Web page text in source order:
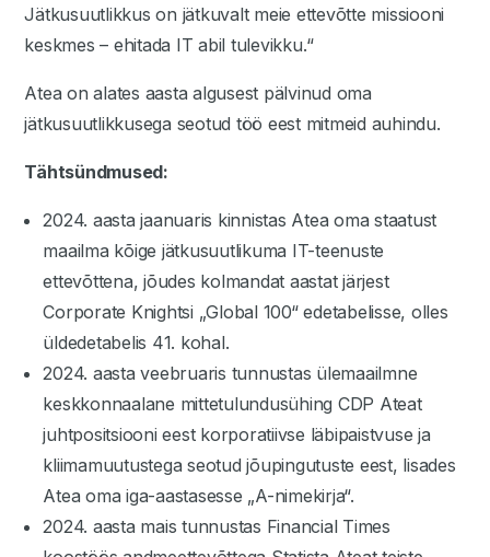
Jätkusuutlikkus on jätkuvalt meie ettevõtte missiooni
keskmes – ehitada IT abil tulevikku.“
Atea on alates aasta algusest pälvinud oma
jätkusuutlikkusega seotud töö eest mitmeid auhindu.
Tähtsündmused:
2024. aasta jaanuaris kinnistas Atea oma staatust
maailma kõige jätkusuutlikuma IT-teenuste
ettevõttena, jõudes kolmandat aastat järjest
Corporate Knightsi „Global 100“ edetabelisse, olles
üldedetabelis 41. kohal.
2024. aasta veebruaris tunnustas ülemaailmne
keskkonnaalane mittetulundusühing CDP Ateat
juhtpositsiooni eest korporatiivse läbipaistvuse ja
kliimamuutustega seotud jõupingutuste eest, lisades
Atea oma iga-aastasesse „A-nimekirja“.
2024. aasta mais tunnustas Financial Times